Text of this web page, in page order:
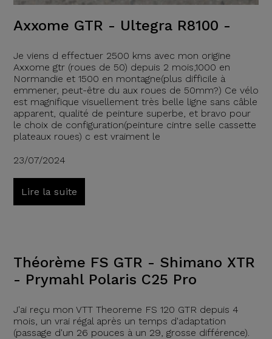
Axxome GTR - Ultegra R8100 -
Je viens d effectuer 2500 kms avec mon origine
Axxome gtr (roues de 50) depuis 2 mois,1000 en
Normandie et 1500 en montagne(plus difficile à
emmener, peut-être du aux roues de 50mm?) Ce vélo
est magnifique visuellement très belle ligne sans câble
apparent, qualité de peinture superbe, et bravo pour
le choix de configuration(peinture cintre selle cassette
plateaux roues) c est vraiment le
23/07/2024
Lire la suite
Théorème FS GTR - Shimano XTR
- Prymahl Polaris C25 Pro
J'ai reçu mon VTT Theoreme FS 120 GTR depuis 4
mois, un vrai régal après un temps d'adaptation
(passage d'un 26 pouces à un 29, grosse différence).